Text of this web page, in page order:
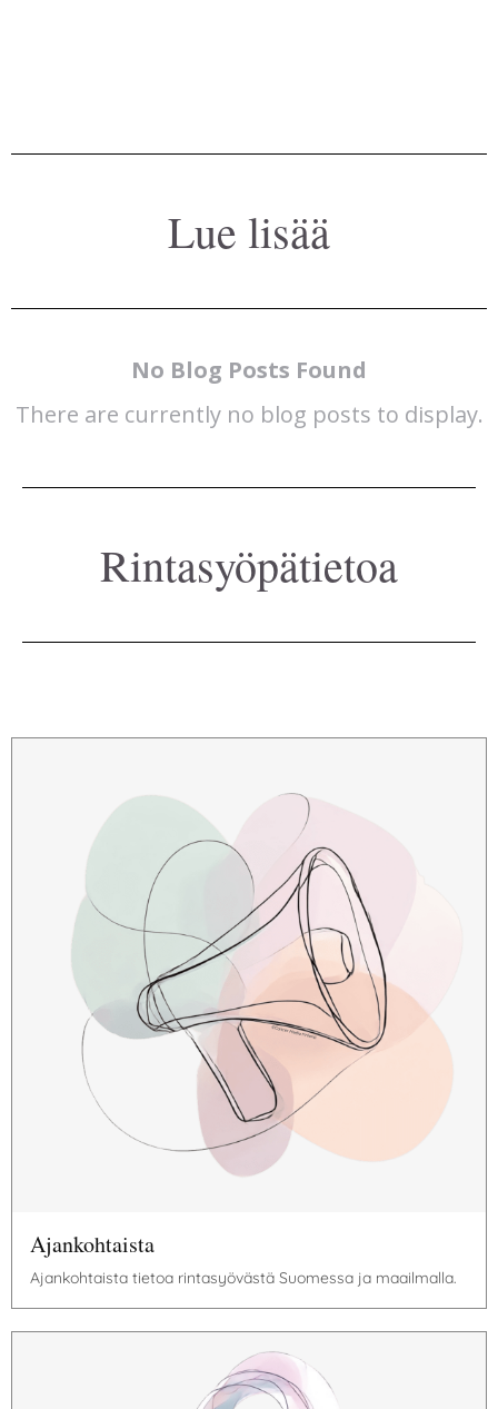
Lue lisää
No Blog Posts Found
There are currently no blog posts to display.
Rintasyöpätietoa
Ajankohtaista
Ajankohtaista tietoa rintasyövästä Suomessa ja maailmalla.